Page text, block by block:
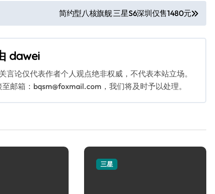
简约型八核旗舰 三星S6深圳仅售1480元
dawei
言论仅代表作者个人观点绝非权威，不代表本站立场。
邮箱：bqsm@foxmail.com，我们将及时予以处理。
三星